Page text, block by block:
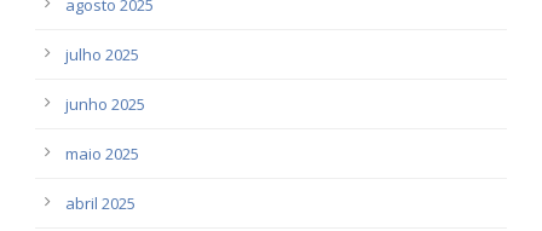
agosto 2025
julho 2025
junho 2025
maio 2025
abril 2025